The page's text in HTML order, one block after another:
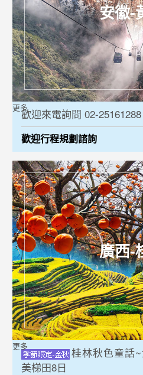
安徽-
歡迎來電詢問 02-25161288
歡迎行程規劃諮詢
更多
廣西-
桂林秋色童話
美梯田8日
更多